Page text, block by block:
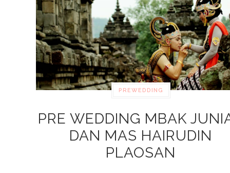
PREWEDDING
PRE WEDDING MBAK
DAN MAS HAIRUDIN
PLAOSAN